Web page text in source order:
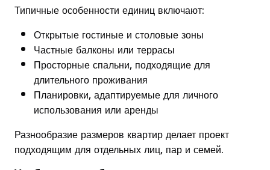
Типичные особенности единиц включают:
Открытые гостиные и столовые зоны
Частные балконы или террасы
Просторные спальни, подходящие для
длительного проживания
Планировки, адаптируемые для личного
использования или аренды
Разнообразие размеров квартир делает проект
подходящим для отдельных лиц, пар и семей.